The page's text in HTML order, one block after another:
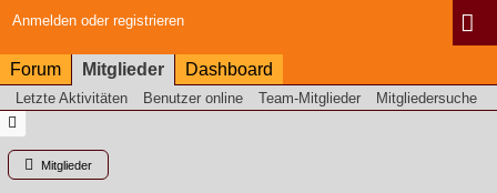
Anmelden oder registrieren
Forum Mitglieder Dashboard
Letzte Aktivitäten Benutzer online Team-Mitglieder Mitgliedersuche
Mitglieder